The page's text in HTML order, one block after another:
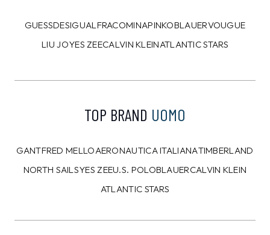
GUESSDESIGUALFRACOMINAPINKOBLAUERVOUGUE
LIU JOYES ZEECALVIN KLEINATLANTIC STARS
TOP BRAND UOMO
GANTFRED MELLOAERONAUTICA ITALIANATIMBERLAND
NORTH SAILSYES ZEEU.S. POLOBLAUERCALVIN KLEIN
ATLANTIC STARS